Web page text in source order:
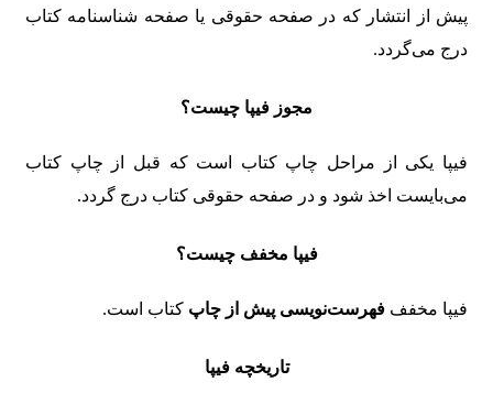
پیش از انتشار که در صفحه حقوقی یا صفحه شناسنامه کتاب
درج می‌گردد.
مجوز فیپا چیست؟
فیپا یکی از مراحل چاپ کتاب است که قبل از چاپ کتاب
می‌بایست اخذ شود و در صفحه حقوقی کتاب درج گردد.
فیپا مخفف چیست؟
فیپا مخفف فهرست‌نویسی پیش از چاپ کتاب است.
تاریخچه فیپا